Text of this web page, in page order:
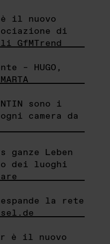
è il nuovo
di
GfMTrend
– HUGO,
sono i
camera da
ganze Leben
dei luoghi
espande la rete
è il nuovo